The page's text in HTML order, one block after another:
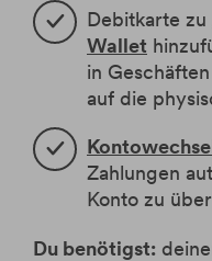
Debitkarte zu
Wallet
in
auf die
Zahlungen
Konto zu
Du benötigst: